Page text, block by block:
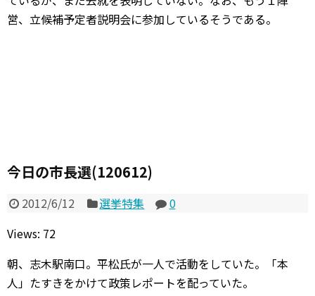
営、立候補予定者説明会に参加しているそうである。
今日の市長選(120612)
2012/6/12 選挙特集
0
Views: 72
朝、志木駅南口。平松氏が一人で活動をしていた。「本
人」たすきをかけて政策レポートを配っていた。